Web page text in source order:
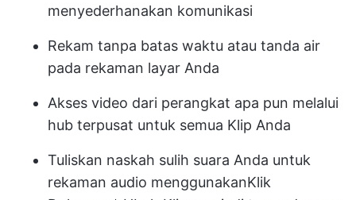
menyederhanakan komunikasi
Rekam tanpa batas waktu atau tanda air
pada rekaman layar Anda
Akses video dari perangkat apa pun melalui
hub terpusat untuk semua Klip Anda
Tuliskan naskah sulih suara Anda untuk
rekaman audio menggunakanKlik